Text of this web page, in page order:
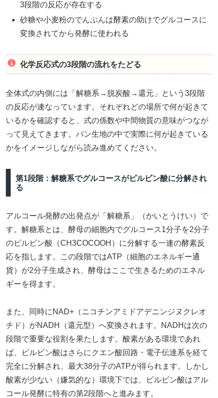
3段階の反応が存在する
砂糖や小麦粉のでんぷんは酵素の助けでグルコースに
変換されてから発酵に使われる
化学反応式の3段階の流れをたどる
全体式の内側には「解糖系→脱炭酸→還元」という3段階
の反応が連なっています。それぞれどの場所で何が起きて
いるかを確認すると、式の係数や中間物質の意味がつなが
って見えてきます。パン生地の中で実際に何が起きている
かをイメージしながら読み進めてください。
第1段階：解糖系でグルコースがピルビン酸に分解され
る
アルコール発酵の出発点が「解糖系」（かいとうけい）で
す。解糖系とは、酵母の細胞内でグルコース1分子を2分子
のピルビン酸（CH3COCOOH）に分解する一連の酵素反
応を指します。この段階ではATP（細胞のエネルギー通
貨）が2分子生成され、酵母はここで生きるためのエネル
ギーを得ます。
また、同時にNAD+（ニコチンアミドアデニンジヌクレオ
チド）がNADH（還元型）へ変換されます。NADHは次の
段階で重要な役割を果たします。酸素がある環境であれ
ば、ピルビン酸はさらにクエン酸回路・電子伝達系を経て
完全に分解され、最大38分子のATPが得られます。しかし
酸素が少ない（嫌気的な）環境下では、ピルビン酸はアル
コール発酵に特有の第2段階へと進みます。